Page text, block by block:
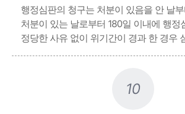
행정심판의 청구는 처분이 있음을 안 날
처분이 있는 날로부터 180일 이내에 행정
정당한 사유 없이 위기간이 경과 한 경우
10